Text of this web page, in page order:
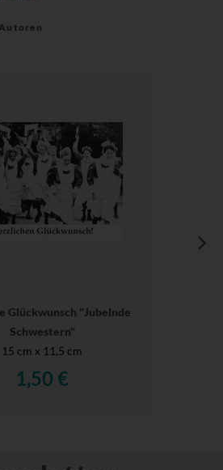
Glückwunsch "Jubelnde
Schwestern"
15 cm x 11,5 cm
1,50 €